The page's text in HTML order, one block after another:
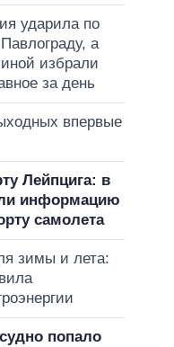
ударила по
а
избрали
за день
впервые
Лейпцига: в
информацию
самолета
зимы и лета:
попало